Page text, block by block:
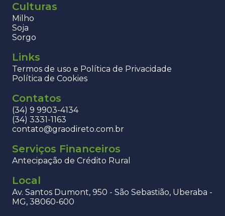
Culturas
Milho
Soja
Sorgo
Links
Termos de uso e Política de Privacidade
Política de Cookies
Contatos
(34) 9 9903-4134
(34) 3331-1163
contato@graodireto.com.br
Serviços Financeiros
Antecipação de Crédito Rural
Local
Av. Santos Dumont, 950 - São Sebastião, Uberaba -
MG, 38060-600